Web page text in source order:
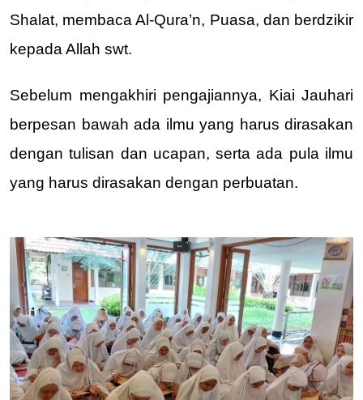
Shalat, membaca Al-Qura’n, Puasa, dan berdzikir
kepada Allah swt.
Sebelum mengakhiri pengajiannya, Kiai Jauhari
berpesan bawah ada ilmu yang harus dirasakan
dengan tulisan dan ucapan, serta ada pula ilmu
yang harus dirasakan dengan perbuatan.